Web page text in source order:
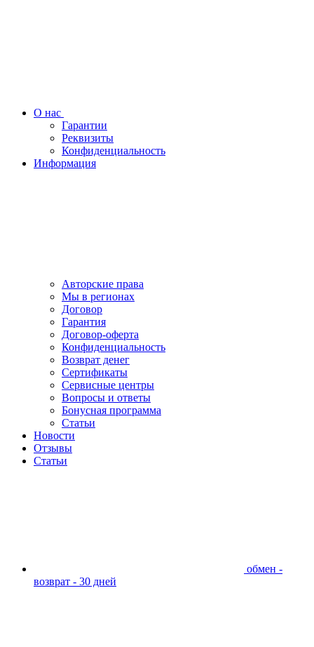
О нас
Гарантии
Реквизиты
Конфиденциальность
Информация
Авторские права
Мы в регионах
Договор
Гарантия
Договор-оферта
Конфиденциальность
Возврат денег
Сертификаты
Сервисные центры
Вопросы и ответы
Бонусная программа
Статьи
Новости
Отзывы
Статьи
обмен -
возврат - 30 дней